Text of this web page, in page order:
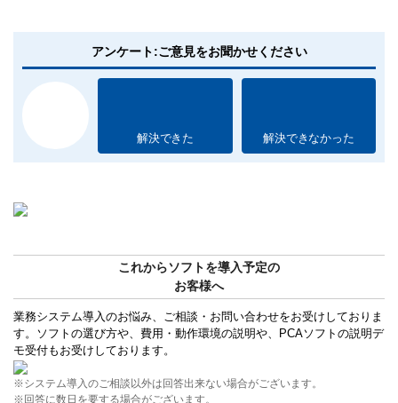
アンケート:ご意見をお聞かせください
解決できた 解決できなかった
これからソフトを導入予定の
お客様へ
業務システム導入のお悩み、ご相談・お問い合わせをお受けしておりま
す。ソフトの選び方や、費用・動作環境の説明や、PCAソフトの説明デ
モ受付もお受けしております。
※システム導入のご相談以外は回答出来ない場合がございます。
※回答に数日を要する場合がございます。